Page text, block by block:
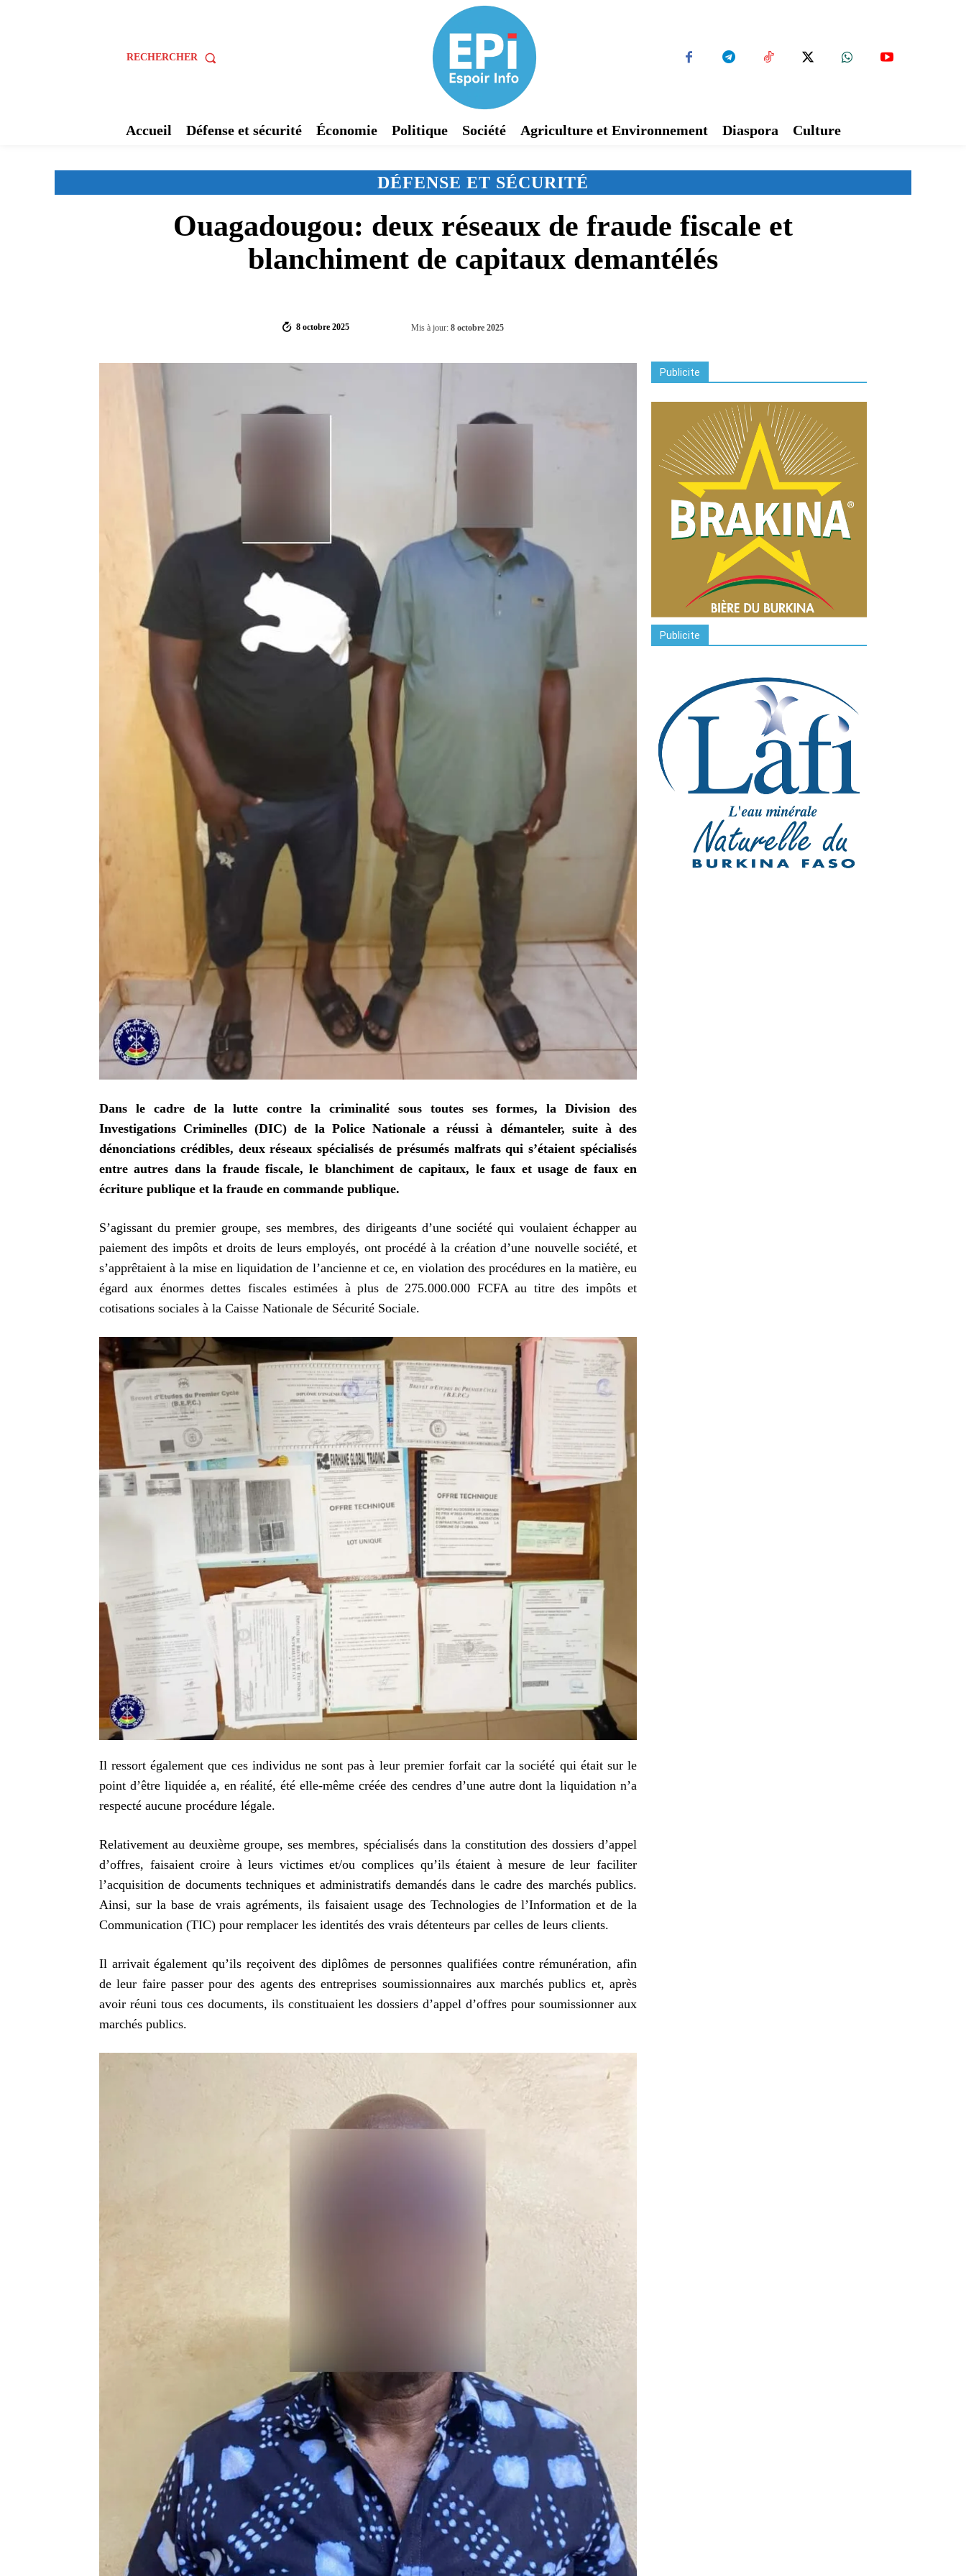
RECHERCHER
Accueil Défense et sécurité Économie Politique Société Agriculture et Environnement Diaspora Culture
DÉFENSE ET SÉCURITÉ
Ouagadougou: deux réseaux de fraude fiscale et
blanchiment de capitaux demantélés
8 octobre 2025 Mis à jour: 8 octobre 2025
Dans le cadre de la lutte contre la criminalité sous toutes ses formes, la Division des
Investigations Criminelles (DIC) de la Police Nationale a réussi à démanteler, suite à des
dénonciations crédibles, deux réseaux spécialisés de présumés malfrats qui s’étaient spécialisés
entre autres dans la fraude fiscale, le blanchiment de capitaux, le faux et usage de faux en
écriture publique et la fraude en commande publique.
S’agissant du premier groupe, ses membres, des dirigeants d’une société qui voulaient échapper au
paiement des impôts et droits de leurs employés, ont procédé à la création d’une nouvelle société, et
s’apprêtaient à la mise en liquidation de l’ancienne et ce, en violation des procédures en la matière, eu
égard aux énormes dettes fiscales estimées à plus de 275.000.000 FCFA au titre des impôts et
cotisations sociales à la Caisse Nationale de Sécurité Sociale.
Il ressort également que ces individus ne sont pas à leur premier forfait car la société qui était sur le
point d’être liquidée a, en réalité, été elle-même créée des cendres d’une autre dont la liquidation n’a
respecté aucune procédure légale.
Relativement au deuxième groupe, ses membres, spécialisés dans la constitution des dossiers d’appel
d’offres, faisaient croire à leurs victimes et/ou complices qu’ils étaient à mesure de leur faciliter
l’acquisition de documents techniques et administratifs demandés dans le cadre des marchés publics.
Ainsi, sur la base de vrais agréments, ils faisaient usage des Technologies de l’Information et de la
Communication (TIC) pour remplacer les identités des vrais détenteurs par celles de leurs clients.
Il arrivait également qu’ils reçoivent des diplômes de personnes qualifiées contre rémunération, afin
de leur faire passer pour des agents des entreprises soumissionnaires aux marchés publics et, après
avoir réuni tous ces documents, ils constituaient les dossiers d’appel d’offres pour soumissionner aux
marchés publics.
Publicite
Publicite